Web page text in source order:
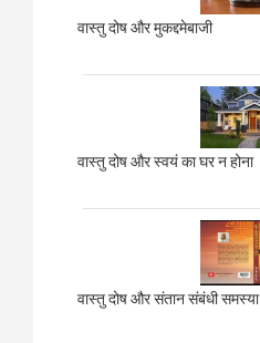
वास्तु दोष और मुकद्दमेबाजी
वास्तु दोष और स्वयं का घर न होना
वास्तु दोष और संतान संबंधी समस्या